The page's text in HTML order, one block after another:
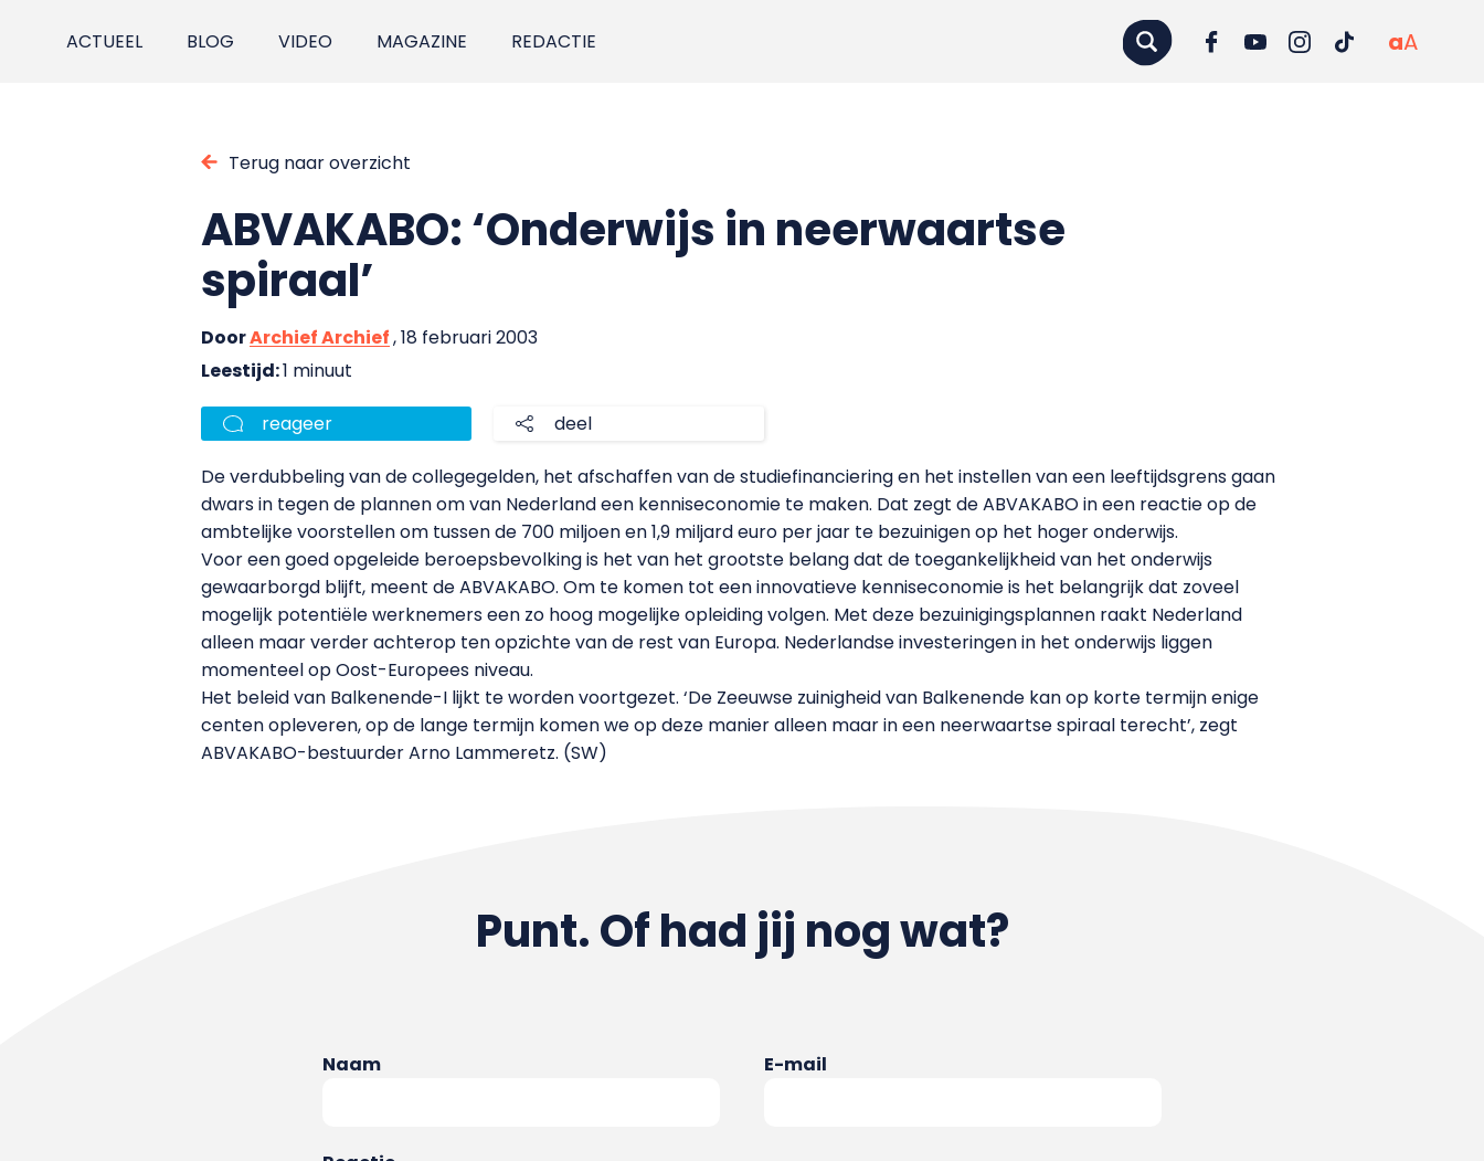
ACTUEEL BLOG VIDEO MAGAZINE REDACTIE aA
Terug naar overzicht
ABVAKABO: ‘Onderwijs in neerwaartse
spiraal’
DoorArchief Archief, 18 februari 2003
Leestijd:1 minuut
reageer deel
De verdubbeling van de collegegelden, het afschaffen van de studiefinanciering en het instellen van een leeftijdsgrens gaan
dwars in tegen de plannen om van Nederland een kenniseconomie te maken. Dat zegt de ABVAKABO in een reactie op de
ambtelijke voorstellen om tussen de 700 miljoen en 1,9 miljard euro per jaar te bezuinigen op het hoger onderwijs.
Voor een goed opgeleide beroepsbevolking is het van het grootste belang dat de toegankelijkheid van het onderwijs
gewaarborgd blijft, meent de ABVAKABO. Om te komen tot een innovatieve kenniseconomie is het belangrijk dat zoveel
mogelijk potentiële werknemers een zo hoog mogelijke opleiding volgen. Met deze bezuinigingsplannen raakt Nederland
alleen maar verder achterop ten opzichte van de rest van Europa. Nederlandse investeringen in het onderwijs liggen
momenteel op Oost-Europees niveau.
Het beleid van Balkenende-I lijkt te worden voortgezet. ‘De Zeeuwse zuinigheid van Balkenende kan op korte termijn enige
centen opleveren, op de lange termijn komen we op deze manier alleen maar in een neerwaartse spiraal terecht’, zegt
ABVAKABO-bestuurder Arno Lammeretz. (SW)
Punt. Of had jij nog wat?
Naam E-mail